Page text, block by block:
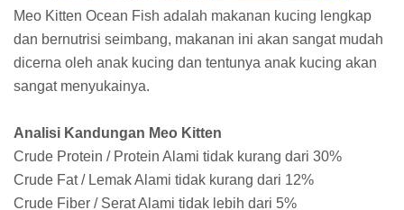
Meo Kitten Ocean Fish adalah makanan kucing lengkap
dan bernutrisi seimbang, makanan ini akan sangat mudah
dicerna oleh anak kucing dan tentunya anak kucing akan
sangat menyukainya.
Analisi Kandungan Meo Kitten
Crude Protein / Protein Alami tidak kurang dari 30%
Crude Fat / Lemak Alami tidak kurang dari 12%
Crude Fiber / Serat Alami tidak lebih dari 5%